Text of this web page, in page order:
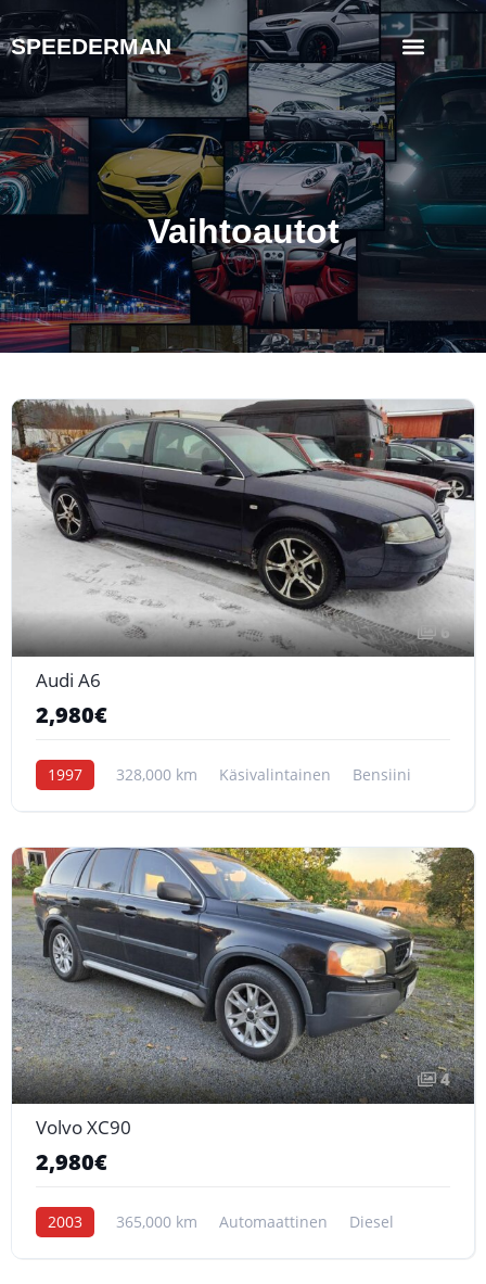
SPEEDERMAN
Vaihtoautot
6
Audi A6
2,980€
1997 328,000 km Käsivalintainen Bensiini
4
Volvo XC90
2,980€
2003 365,000 km Automaattinen Diesel